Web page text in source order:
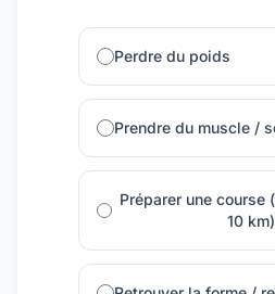
Perdre du poids
Prendre du muscle /
Préparer une course
10 km)